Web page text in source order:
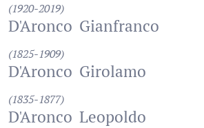
(1920-2019)
D'Aronco Gianfranco
(1825-1909)
D'Aronco Girolamo
(1835-1877)
D'Aronco Leopoldo